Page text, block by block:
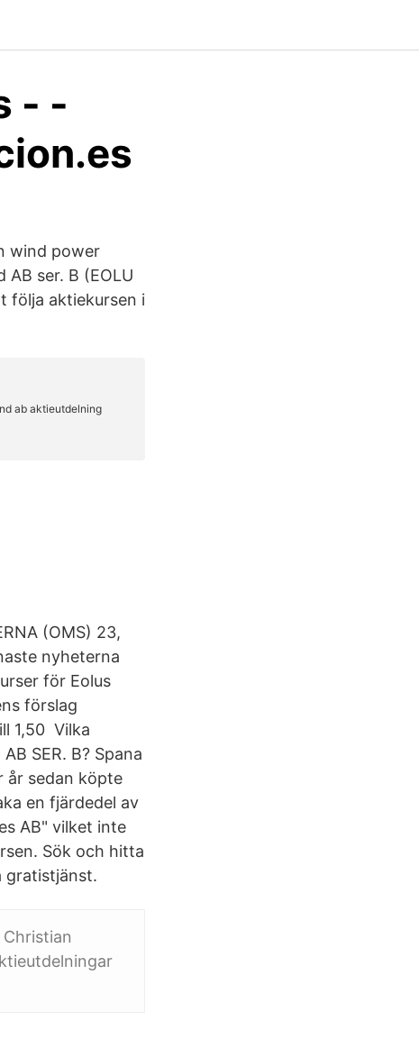
- -
wind power
ser. B (EOLU
följa aktiekursen i
(OMS) 23,
nyheterna
för Eolus
förslag
1,50 Vilka
SER. B? Spana
år sedan köpte
en fjärdedel av
AB" vilket inte
Sök och hitta
gratistjänst.